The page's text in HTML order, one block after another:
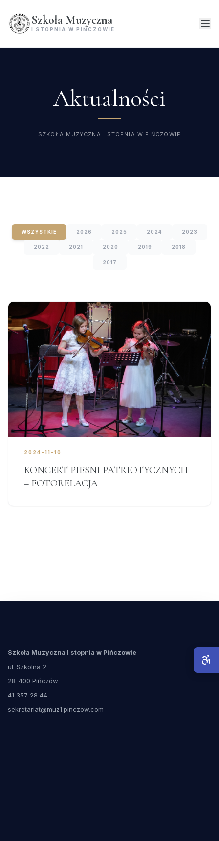
Szkoła Muzyczna
I STOPNIA W PIŃCZOWIE
Aktualności
SZKOŁA MUZYCZNA I STOPNIA W PIŃCZOWIE
WSZYSTKIE 2026 2025 2024 2023
2022 2021 2020 2019 2018
2017
2024-11-10
KONCERT PIESNI PATRIOTYCZNYCH
– FOTORELACJA
Szkoła Muzyczna I stopnia w Pińczowie
ul. Szkolna 2
28-400 Pińczów
41 357 28 44
sekretariat@muz1.pinczow.com